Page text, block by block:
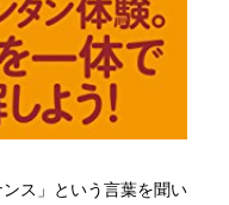
ンス」という言葉を聞い